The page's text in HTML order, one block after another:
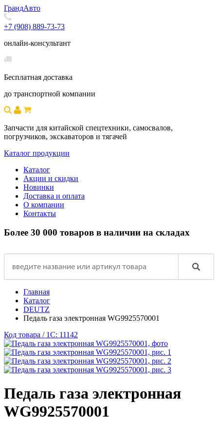
ГрандАвто
+7 (908) 889-73-73
онлайн-консультант
Бесплатная доставка
до транспортной компании
Запчасти для китайской спецтехники, самосвалов,
погрузчиков, экскаваторов и тягачей
Каталог продукции
Каталог
Акции и скидки
Новинки
Доставка и оплата
О компании
Контакты
Более 30 000 товаров в наличии на складах
Главная
Каталог
DEUTZ
Педаль газа электронная WG9925570001
Код товара / 1C: 11142
Педаль газа электронная
WG9925570001